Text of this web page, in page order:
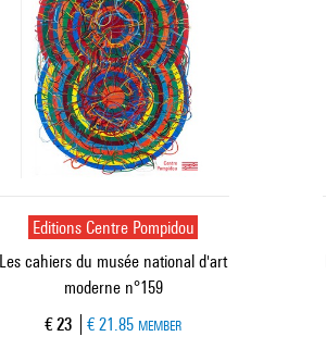
Editions Centre Pompidou
Les cahiers du musée national d'art
moderne n°159
Current price
€ 23 € 21.85 MEMBER